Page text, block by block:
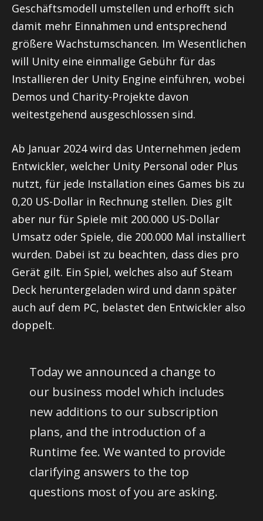
Geschäftsmodell umstellen und erhofft sich
damit mehr Einnahmen und entsprechend
größere Wachstumschancen. Im Wesentlichen
will Unity eine einmalige Gebühr für das
Installieren der Unity Engine einführen, wobei
Demos und Charity-Projekte davon
weitestgehend ausgeschlossen sind.
Ab Januar 2024 wird das Unternehmen jedem
Entwickler, welcher Unity Personal oder Plus
nutzt, für jede Installation eines Games bis zu
0,20 US-Dollar in Rechnung stellen. Dies gilt
aber nur für Spiele mit 200.000 US-Dollar
Umsatz oder Spiele, die 200.000 Mal installiert
wurden. Dabei ist zu beachten, dass dies pro
Gerät gilt. Ein Spiel, welches also auf Steam
Deck heruntergeladen wird und dann später
auch auf dem PC, belastet den Entwickler also
doppelt.
Today we announced a change to
our business model which includes
new additions to our subscription
plans, and the introduction of a
Runtime fee. We wanted to provide
clarifying answers to the top
questions most of you are asking.